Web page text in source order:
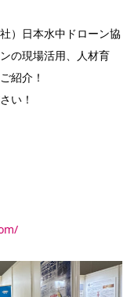
）日本水中ドローン協
の現場活用、人材育
紹介！
い！